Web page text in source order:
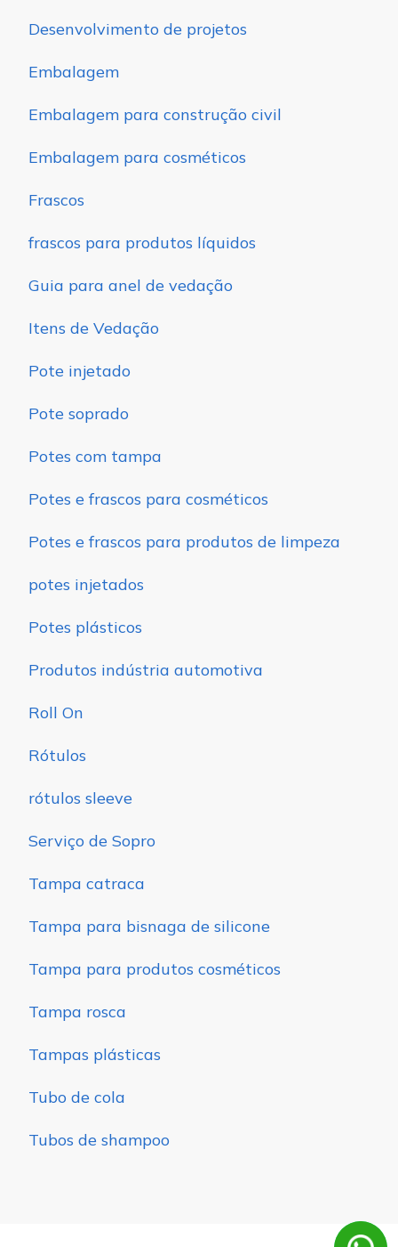
Desenvolvimento de projetos
Embalagem
Embalagem para construção civil
Embalagem para cosméticos
Frascos
frascos para produtos líquidos
Guia para anel de vedação
Itens de Vedação
Pote injetado
Pote soprado
Potes com tampa
Potes e frascos para cosméticos
Potes e frascos para produtos de limpeza
potes injetados
Potes plásticos
Produtos indústria automotiva
Roll On
Rótulos
rótulos sleeve
Serviço de Sopro
Tampa catraca
Tampa para bisnaga de silicone
Tampa para produtos cosméticos
Tampa rosca
Tampas plásticas
Tubo de cola
Tubos de shampoo